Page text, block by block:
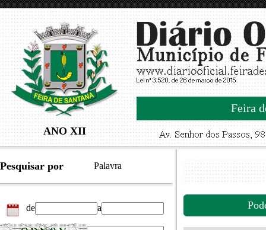
ANO XII
Feira
Pesquisar por Palavra
de a